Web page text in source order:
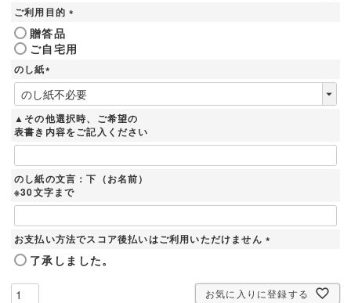
ご利用目的
必
須
贈答品
ご自宅用
のし紙
(
必
須
)
▲その他選択時、ご希望の
表書き内容をご記入ください
のし紙の文言：下（お名前）
※30文字まで
お支払い方法でスコア後払いはご利用いただけません
須
)
了承しました。
お気に入りに登録する